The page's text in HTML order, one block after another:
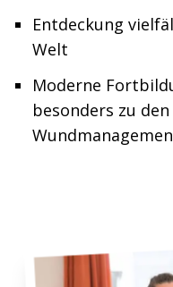
Entdeckung
Welt
Moderne
besonders zu